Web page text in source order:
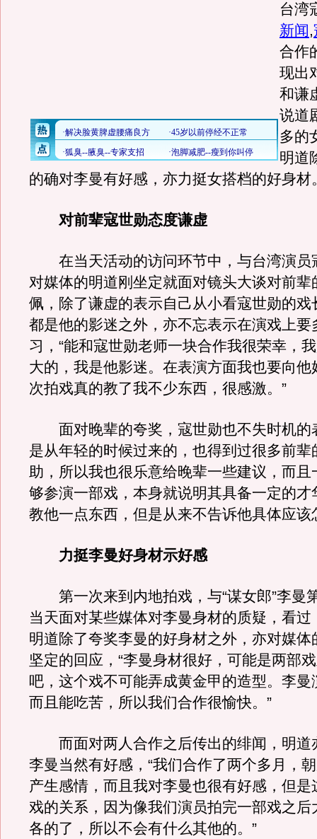
台湾
新闻,
合作
现出
和谦
说道
多的
明道
的确对李曼有好感，亦力挺女搭档的好身材
对前辈寇世勋态度谦虚
在当天活动的访问环节中，与台湾演员
对媒体的明道刚坐定就面对镜头大谈对前辈
佩，除了谦虚的表示自己从小看寇世勋的戏
都是他的影迷之外，亦不忘表示在演戏上要
习，“能和寇世勋老师一块合作我很荣幸，
大的，我是他影迷。在表演方面我也要向他
次拍戏真的教了我不少东西，很感激。”
面对晚辈的夸奖，寇世勋也不失时机的
是从年轻的时候过来的，也得到过很多前辈
助，所以我也很乐意给晚辈一些建议，而且
够参演一部戏，本身就说明其具备一定的才
教他一点东西，但是从来不告诉他具体应该
力挺李曼好身材示好感
第一次来到内地拍戏，与“谋女郎”李曼
当天面对某些媒体对李曼身材的质疑，看过
明道除了夸奖李曼的好身材之外，亦对媒体
坚定的回应，“李曼身材很好，可能是两部
吧，这个戏不可能弄成黄金甲的造型。李曼
而且能吃苦，所以我们合作很愉快。”
而面对两人合作之后传出的绯闻，明道
李曼当然有好感，“我们合作了两个多月，
产生感情，而且我对李曼也很有好感，但是
戏的关系，因为像我们演员拍完一部戏之后
各的了，所以不会有什么其他的。”